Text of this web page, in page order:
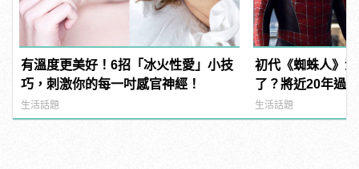
有溫度更美好！6招「冰火性愛」小技
巧，刺激你的每一吋感官神經！
生活話題
初代《蜘蛛人》
了？將近20年過
生活話題